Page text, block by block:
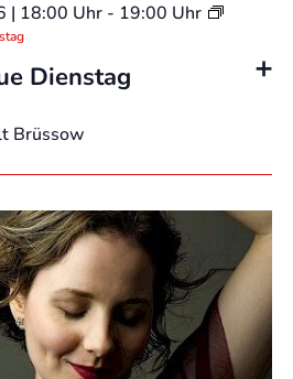
Dienstag
| 18:00 Uhr- 19:00 Uhr
Brüssow